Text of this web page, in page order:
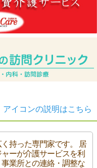
アイコンの説明はこちら
持った専門家です。 居
ーが介護サービスを利
業所との連絡・調整な